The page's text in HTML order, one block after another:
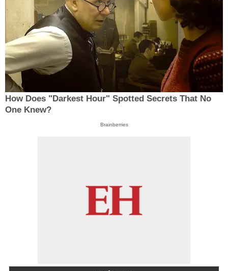
How Does "Darkest Hour" Spotted Secrets That No
One Knew?
Brainberries